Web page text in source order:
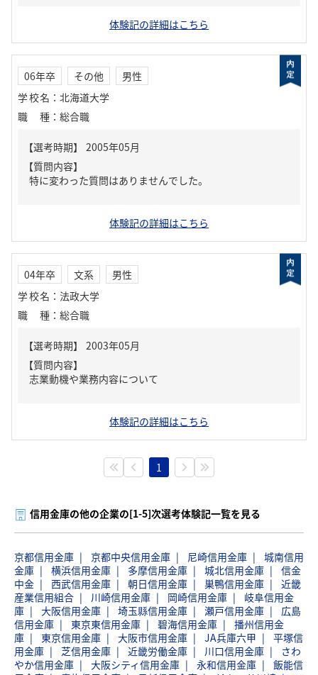
体験記の詳細はこちら
06年卒 その他
男性
学校名 ： 北海道大学
職種 ： 総合職
【質問内容】
特に変わった質問はありませんでした。
体験記の詳細はこちら
04年卒 文系
男性
学校名 ： 法政大学
職種 ： 総合職
【質問内容】
志業動機や業務内容について
体験記の詳細はこちら
1
信用金庫の他の企業の[1-5]次選考体験記一覧を見る
京都信用金庫 京都中央信用金庫 尼崎信用金庫
城南信用
金庫
横浜信用金庫 多摩信用金庫 城北信用金庫
信金
中金
西武信用金庫 朝日信用金庫 巣鴨信用金庫
近畿
産業信用組合
川崎信用金庫 岡崎信用金庫
岐阜信用金
庫
大阪信用金庫 埼玉縣信用金庫 瀬戸信用金庫
広島
信用金庫
東京東信用金庫 碧海信用金庫
播州信用金
庫
東京信用金庫 大阪市信用金庫 JA兵庫六甲
平塚信
用金庫
芝信用金庫 近畿労働金庫 川口信用金庫
さわ
やか信用金庫
大阪シティ信用金庫 永和信用金庫
飯能信